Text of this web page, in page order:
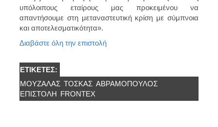
υπόλοιπους εταίρους μας προκειμένου να
απαντήσουμε στη μεταναστευτική κρίση με σύμπνοια
και αποτελεσματικότητα».
Διαβάστε όλη την επιστολή
ΕΤΙΚΈΤΕΣ:
ΜΟΥΖΆΛΑΣ ΤΟΣΚΑΣ ΑΒΡΑΜΌΠΟΥΛΟΣ
ΕΠΙΣΤΟΛΉ FRONTEX